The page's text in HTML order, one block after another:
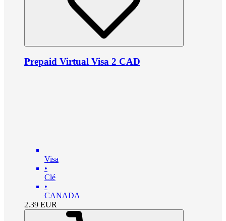
Prepaid Virtual Visa 2 CAD
Visa
•
Clé
•
CANADA
2.39 EUR